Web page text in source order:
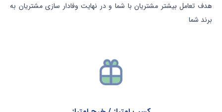
هدف تعامل بیشتر مشتریان با شما و در نهایت وفادار سازی مشتریان به
برند شما